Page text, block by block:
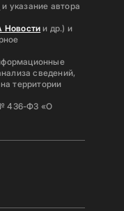
и указание автора
Новости и др.) и
сведений,
территории
№ 436-ФЗ «О